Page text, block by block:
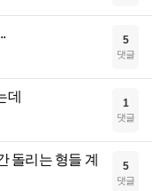
5
댓글
데 1
댓글
돌리는 형들 계
5
댓글